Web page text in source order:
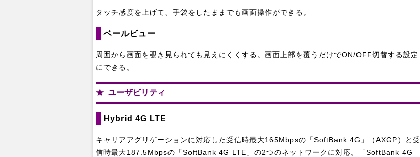
タッチ感度を上げて、手袋をしたままでも画面操作ができる。
ベールビュー
周囲から画面を覗き見られても見えにくくする。画面上部を覆うだけでON/OFF切替する設定
にできる。
ユーザビリティ
Hybrid 4G LTE
キャリアアグリゲーションに対応した受信時最大165Mbpsの「SoftBank 4G」（AXGP）と受
信時最大187.5Mbpsの「SoftBank 4G LTE」の2つのネットワークに対応。「SoftBank 4G